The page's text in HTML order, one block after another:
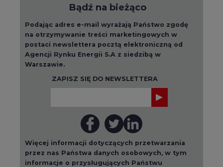
Bądź na bieżąco
Podając adres e-mail wyrażają Państwo zgodę
na otrzymywanie treści marketingowych w
postaci newslettera pocztą elektroniczną od
Agencji Rynku Energii S.A z siedzibą w
Warszawie.
ZAPISZ SIĘ DO NEWSLETTERA
Więcej informacji dotyczących przetwarzania
przez nas Państwa danych osobowych, w tym
informacje o przysługujących Państwu